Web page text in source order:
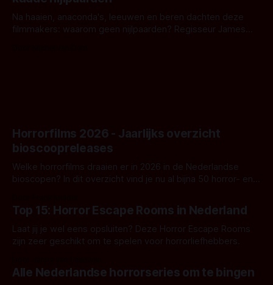
Na haaien, anaconda's, leeuwen en beren dachten deze
filmmakers: waarom geen nijlpaarden? Regisseur James
Horrorfilms 2026 - Jaarlijks overzicht
bioscoopreleases
Welke horrorfilms draaien er in 2026 in de Nederlandse
bioscopen? In dit overzicht vind je nu al bijna 50 horror- en
Top 15: Horror Escape Rooms in Nederland
Laat jij je wel eens opsluiten? Deze Horror Escape Rooms
zijn zeer geschikt om te spelen voor horrorliefhebbers.
Alle Nederlandse horrorseries om te bingen